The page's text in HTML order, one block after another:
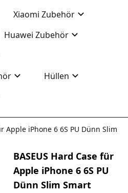
Xiaomi Zubehör
Huawei Zubehör
Hüllen
Apple iPhone 6 6S PU Dünn Slim
BASEUS Hard Case für
Apple iPhone 6 6S PU
Dünn Slim Smart